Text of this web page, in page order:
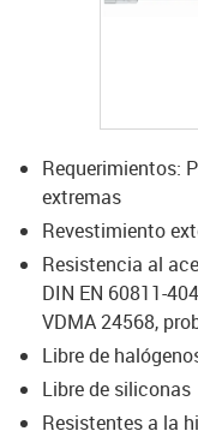
Requerimientos:
extremas
Revestimiento
Resistencia al
DIN EN 60811-
VDMA 24568,
Libre de
Libre de siliconas
Resistentes a la